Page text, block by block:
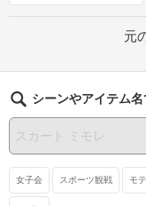
元
シーンやアイテム
女子会 スポーツ観戦 モテ